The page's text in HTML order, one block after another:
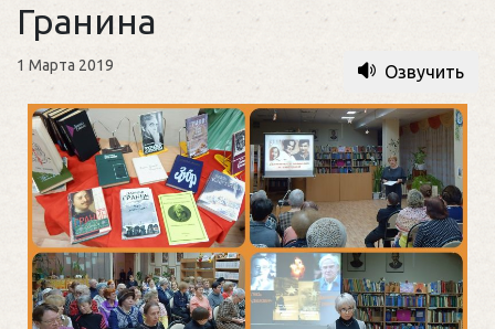
Гранина
1 Марта 2019 Озвучить